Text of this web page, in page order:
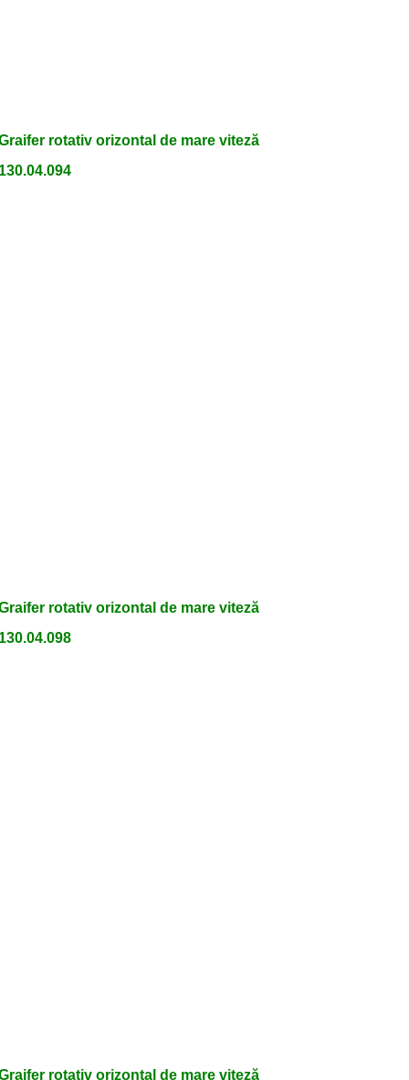
rotativ orizontal de mare viteză
rotativ orizontal de mare viteză
rotativ orizontal de mare viteză